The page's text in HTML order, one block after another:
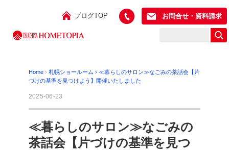
ブログTOP お問合せ・資料請求
Home › 札幌ショールーム › ≪暮らしのサロン≫なごみの茶話会【片
づけの基準を見つけよう】開催いたしました
2025-06-23
≪暮らしのサロン≫なごみの
茶話会【片づけの基準を見つ